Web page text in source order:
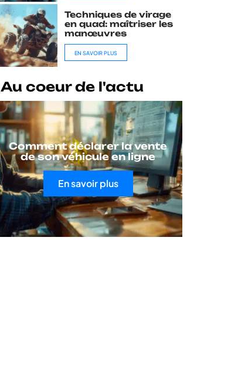
Techniques de virage
en quad: maîtriser les
manœuvres
EN SAVOIR PLUS
Au coeur de l'actu
Comment déclarer la vente
de son véhicule en ligne
En savoir plus